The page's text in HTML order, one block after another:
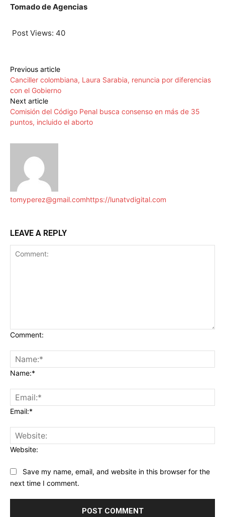
Tomado de Agencias
Post Views: 40
Previous article
Canciller colombiana, Laura Sarabia, renuncia por diferencias
con el Gobierno
Next article
Comisión del Código Penal busca consenso en más de 35
puntos, incluido el aborto
tomyperez@gmail.comhttps://lunatvdigital.com
LEAVE A REPLY
Comment:
Name:*
Email:*
Website:
Save my name, email, and website in this browser for the
next time I comment.